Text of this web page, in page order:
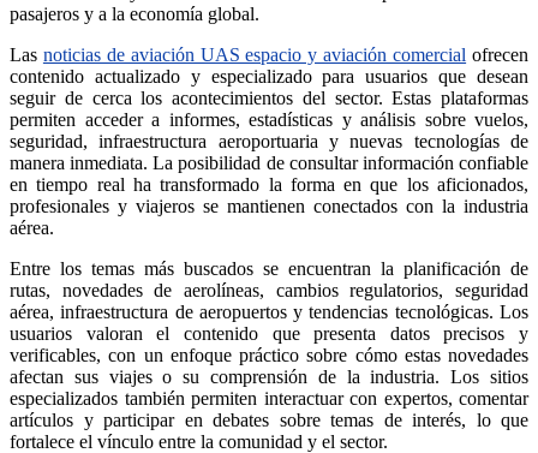
pasajeros y a la economía global.
Las noticias de aviación UAS espacio y aviación comercial ofrecen
contenido actualizado y especializado para usuarios que desean
seguir de cerca los acontecimientos del sector. Estas plataformas
permiten acceder a informes, estadísticas y análisis sobre vuelos,
seguridad, infraestructura aeroportuaria y nuevas tecnologías de
manera inmediata. La posibilidad de consultar información confiable
en tiempo real ha transformado la forma en que los aficionados,
profesionales y viajeros se mantienen conectados con la industria
aérea.
Entre los temas más buscados se encuentran la planificación de
rutas, novedades de aerolíneas, cambios regulatorios, seguridad
aérea, infraestructura de aeropuertos y tendencias tecnológicas. Los
usuarios valoran el contenido que presenta datos precisos y
verificables, con un enfoque práctico sobre cómo estas novedades
afectan sus viajes o su comprensión de la industria. Los sitios
especializados también permiten interactuar con expertos, comentar
artículos y participar en debates sobre temas de interés, lo que
fortalece el vínculo entre la comunidad y el sector.